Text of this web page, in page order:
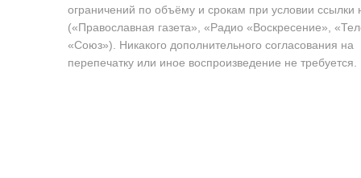
ограничений по объёму и срокам при условии ссылки
(«Православная газета», «Радио «Воскресение»,
«Союз»). Никакого дополнительного согласования на
перепечатку или иное воспроизведение не требуется.